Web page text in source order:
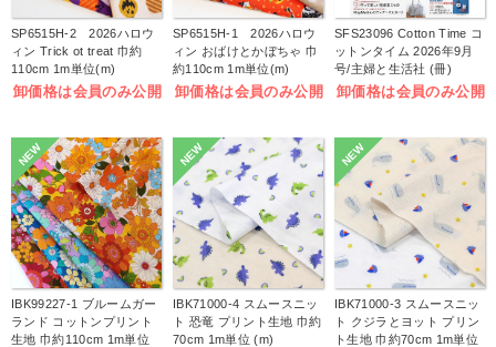
SP6515H-2 2026ハロウ
ィン Trick ot treat 巾約
110cm 1m単位(m)
卸価格は会員のみ公開
SP6515H-1 2026ハロウ
ィン おばけとかぼちゃ 巾
約110cm 1m単位(m)
卸価格は会員のみ公開
SFS23096 Cotton Time コ
ットンタイム 2026年9月
号/主婦と生活社 (冊)
卸価格は会員のみ公開
NEW
IBK99227-1 ブルームガー
ランド コットンプリント
生地 巾約110cm 1m単位
NEW
IBK71000-4 スムースニッ
ト 恐竜 プリント生地 巾約
70cm 1m単位 (m)
NEW
IBK71000-3 スムースニッ
ト クジラとヨット プリン
ト生地 巾約70cm 1m単位